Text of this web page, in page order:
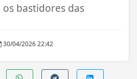
bastidores das
30/04/2026 22:42